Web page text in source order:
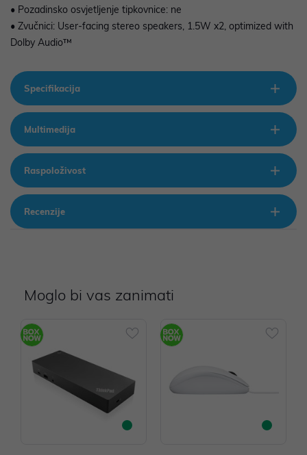
• Pozadinsko osvjetljenje tipkovnice: ne
• Zvučnici: User-facing stereo speakers, 1.5W x2, optimized with
Dolby Audio™
Specifikacija
Multimedija
Raspoloživost
Recenzije
Moglo bi vas zanimati